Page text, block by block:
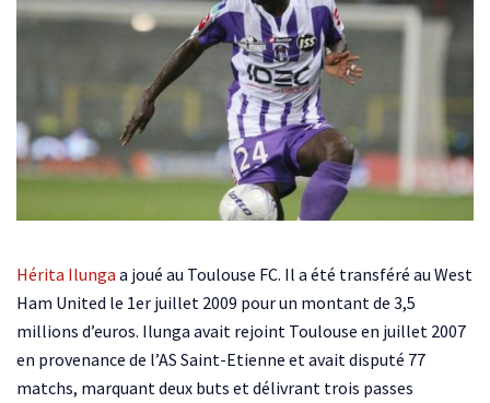
Hérita Ilunga a joué au Toulouse FC. Il a été transféré au West
Ham United le 1er juillet 2009 pour un montant de 3,5
millions d’euros. Ilunga avait rejoint Toulouse en juillet 2007
en provenance de l’AS Saint-Etienne et avait disputé 77
matchs, marquant deux buts et délivrant trois passes